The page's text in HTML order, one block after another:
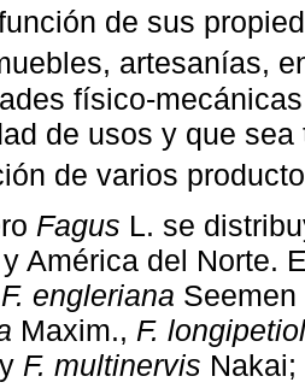
de sus
artesanías,
físico-
de usos y que
de varios
Fagus L. se
América del Norte.
F. engleriana
Maxim., F.
F. multinervis Nakai;